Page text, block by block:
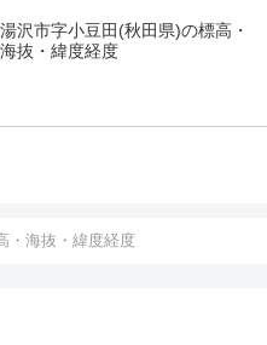
湯沢市字小豆田(秋田県)の標高・
海抜・緯度経度
・海抜・緯度経度